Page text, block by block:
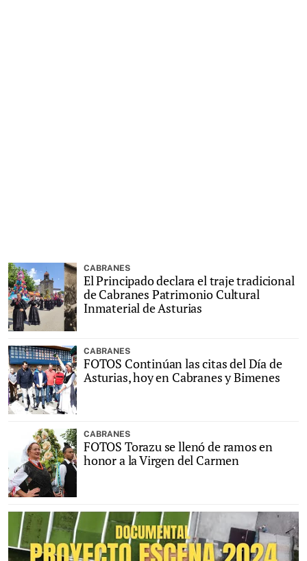
CABRANES
El Principado declara el traje tradicional
de Cabranes Patrimonio Cultural
Inmaterial de Asturias
CABRANES
FOTOS Continúan las citas del Día de
Asturias, hoy en Cabranes y Bimenes
CABRANES
FOTOS Torazu se llenó de ramos en
honor a la Virgen del Carmen